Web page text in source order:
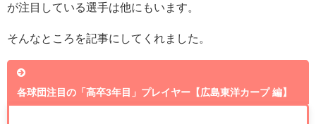
が注目している選手は他にもいます。
そんなところを記事にしてくれました。
各球団注目の「高卒3年目」プレイヤー【広島東洋カープ 編】